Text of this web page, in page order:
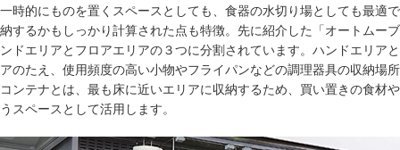
一時的にものを置くスペースとしても、食器の水切り場としても最適
納するかもしっかり計算された点も特徴。先に紹介した「オートムー
ンドエリアとフロアエリアの３つに分割されています。ハンドエリア
アのたえ、使用頻度の高い小物やフライパンなどの調理器具の収納場
コンテナとは、最も床に近いエリアに収納するため、買い置きの食材
うスペースとして活用します。